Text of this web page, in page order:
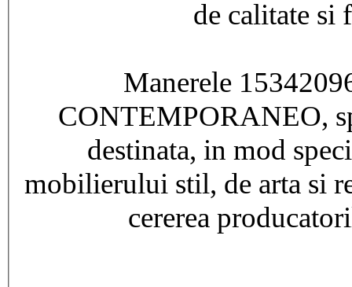
de calitate si
Manerele
CONTEMPORANEO,
destinata, in mod
mobilierului stil, de arta si
cererea